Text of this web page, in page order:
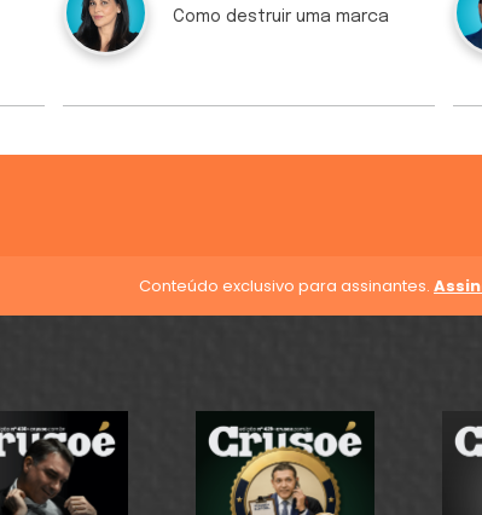
Como destruir uma marca
Conteúdo exclusivo para assinantes.